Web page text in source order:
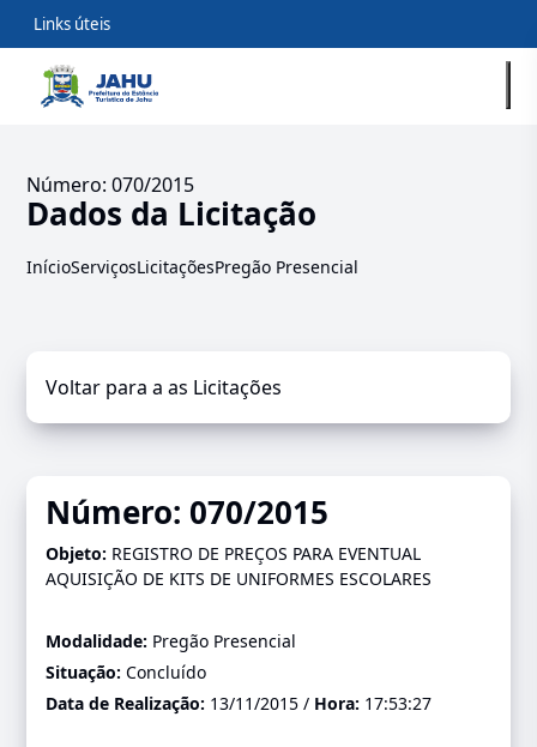
Links úteis
Número: 070/2015
Dados da Licitação
InícioServiçosLicitaçõesPregão Presencial
Voltar para a as Licitações
Número: 070/2015
Objeto: REGISTRO DE PREÇOS PARA EVENTUAL
AQUISIÇÃO DE KITS DE UNIFORMES ESCOLARES
Modalidade: Pregão Presencial
Situação:Concluído
Data de Realização: 13/11/2015 / Hora: 17:53:27